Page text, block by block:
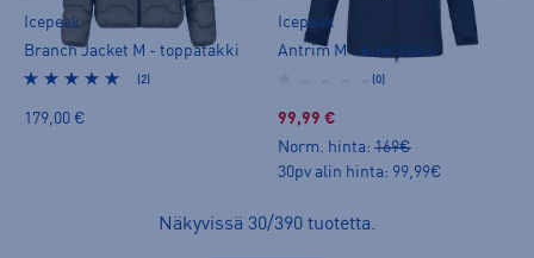
Icepeak
Branch Jacket M - toppatakki
(2)
179,00 €
Icepeak
Antrim M - kuoritakki
(0)
99,99 €
Norm. hinta: 169€
30pv alin hinta: 99,99€
Näkyvissä 30/390 tuotetta.